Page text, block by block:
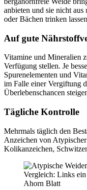
anbieten und sie nicht
oder Bächen trinken
Auf gute
Vitamine und Mineralien
Verfügung stellen. Je
Spurenelementen und
im Falle einer Vergiftung
Überlebenschancen
Tägliche Kontrolle
Mehrmals täglich den
Anzeichen von
Kolikanzeichen,
Vergleich: Links
Ahorn Blatt